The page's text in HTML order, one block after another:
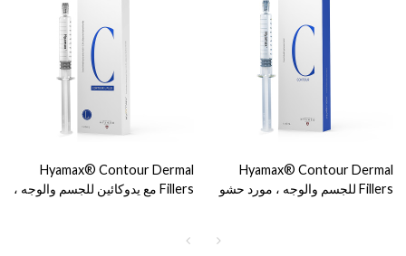
Hyamax® Contour Dermal
Fillers للجسم والوجه ، مورد حشو
Hyamax® Contour Dermal
Fillers مع يدوكائين للجسم والوجه ،